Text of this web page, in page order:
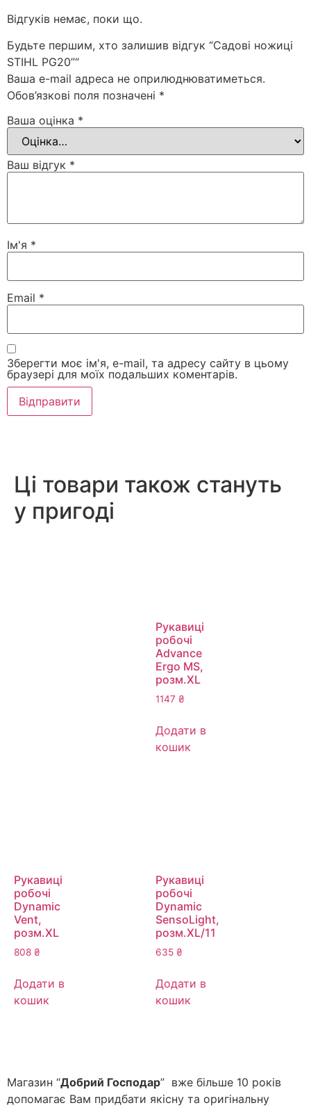
Відгуків немає, поки що.
Будьте першим, хто залишив відгук “Садові ножиці
STIHL PG20”“
Ваша e-mail адреса не оприлюднюватиметься.
Обов’язкові поля позначені *
Ваша оцінка *
Ваш відгук *
Ім'я *
Email *
Зберегти моє ім'я, e-mail, та адресу сайту в цьому
браузері для моїх подальших коментарів.
Ці товари також стануть
у пригоді
Рукавиці
робочі
Advance
Ergo MS,
розм.XL
1147 ₴
Додати в
кошик
Рукавиці
робочі
Dynamic
Vent,
розм.ХL
808 ₴
Додати в
кошик
Рукавиці
робочі
Dynamic
SensoLight,
розм.XL/11
635 ₴
Додати в
кошик
Магазин “Добрий Господар” вже більше 10 років
допомагає Вам придбати якісну та оригінальну